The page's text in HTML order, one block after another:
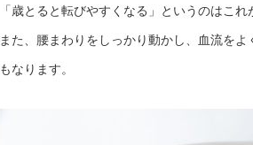
「歳とると転びやすくなる」というのはこれ
また、腰まわりをしっかり動かし、血流を
もなります。